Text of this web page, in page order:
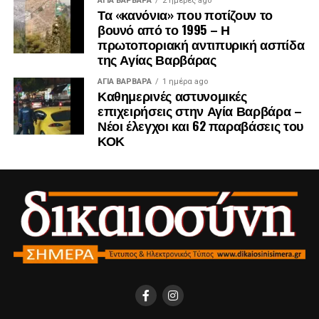
Η επιλογή αυτή αντανακλά τη στρατηγική απόφαση της
Περιφερειακής Αρχής να κατευθύνει το μεγαλύτερο μέρος
των πόρων σε παρεμβάσεις με άμεσο και
ουσιαστικό αποτύπωμα στην ασφάλεια, στην ποιότητα
ζωής και στην καθημερινότητα εκατομμυρίων πολιτών.
Στο 67,19% η πρόοδος των έργων αντιπλημμυρικής
Τα «κανόνια» που ποτίζουν το
βουνό από το 1995 – Η
πρωτοποριακή αντιπυρική ασπίδα
της Αγίας Βαρβάρας
ΑΓΙΑ ΒΑΡΒΑΡΑ 1 ημέρα ago
Καθημερινές αστυνομικές
επιχειρήσεις στην Αγία Βαρβάρα –
Νέοι έλεγχοι και 62 παραβάσεις του
ΚΟΚ